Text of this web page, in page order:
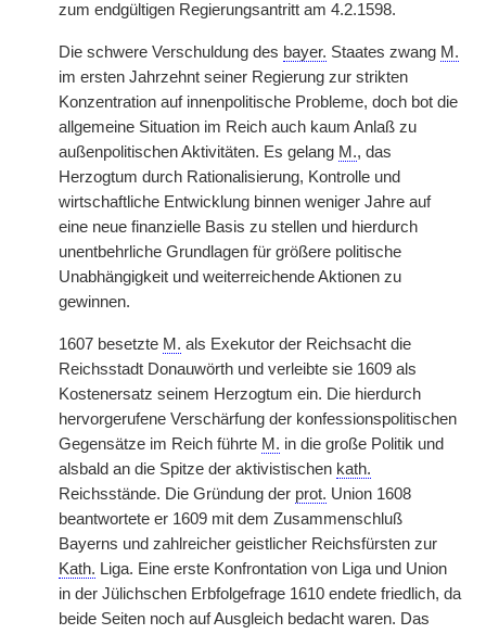
zum endgültigen Regierungsantritt am 4.2.1598.
Die schwere Verschuldung des bayer. Staates zwang M.
im ersten Jahrzehnt seiner Regierung zur strikten
Konzentration auf innenpolitische Probleme, doch bot die
allgemeine Situation im Reich auch kaum Anlaß zu
außenpolitischen Aktivitäten. Es gelang M., das
Herzogtum durch Rationalisierung, Kontrolle und
wirtschaftliche Entwicklung binnen weniger Jahre auf
eine neue finanzielle Basis zu stellen und hierdurch
unentbehrliche Grundlagen für größere politische
Unabhängigkeit und weiterreichende Aktionen zu
gewinnen.
1607 besetzte M. als Exekutor der Reichsacht die
Reichsstadt Donauwörth und verleibte sie 1609 als
Kostenersatz seinem Herzogtum ein. Die hierdurch
hervorgerufene Verschärfung der konfessionspolitischen
Gegensätze im Reich führte M. in die große Politik und
alsbald an die Spitze der aktivistischen kath.
Reichsstände. Die Gründung der prot. Union 1608
beantwortete er 1609 mit dem Zusammenschluß
Bayerns und zahlreicher geistlicher Reichsfürsten zur
Kath. Liga. Eine erste Konfrontation von Liga und Union
in der Jülichschen Erbfolgefrage 1610 endete friedlich, da
beide Seiten noch auf Ausgleich bedacht waren. Das